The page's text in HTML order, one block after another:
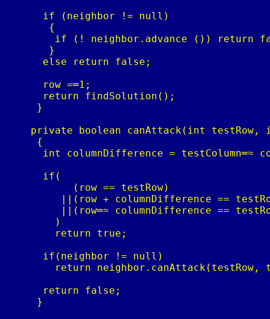
      if (neighbor != null)
       {
if (! neighbor.advance ()) return
       }
      else return false;
      row =═1;
      return findSolution();
     }
private boolean canAttack(int testRow,
     {
int columnDifference = testColumn═≈
      if(
           (row == testRow)
||(row + columnDifference ==
||(row═≈ columnDifference ==
        )
        return true;
      if(neighbor != null)
return neighbor.canAttack(testRow,
      return false;
     }